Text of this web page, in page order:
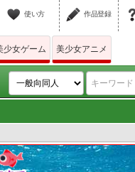
使い方 作品登録
少女ゲーム 美少女アニメ